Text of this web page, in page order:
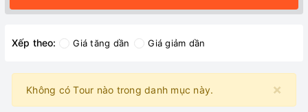
Xếp theo: Giá tăng dần Giá giảm dần
×
Không có Tour nào trong danh mục này.